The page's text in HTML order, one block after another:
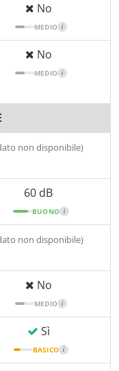
No
MEDIO i
No
MEDIO i
non disponibile)
60 dB
BUONO i
non disponibile)
No
MEDIO i
Sì
BASICO i